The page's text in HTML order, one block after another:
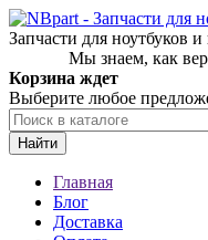
Запчасти для ноутбуков
Мы знаем, как
Корзина ждет
Выберите любое
Найти
Главная
Блог
Доставка